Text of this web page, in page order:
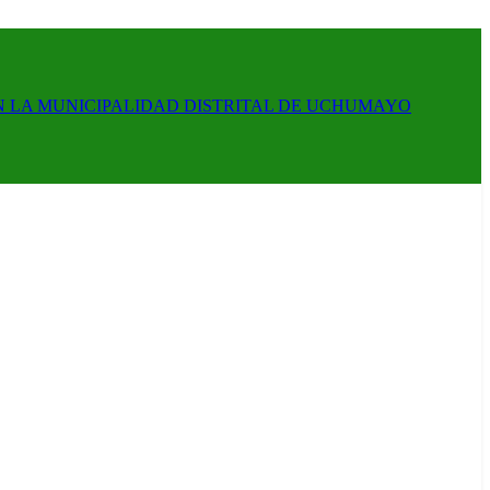
LA MUNICIPALIDAD DISTRITAL DE UCHUMAYO